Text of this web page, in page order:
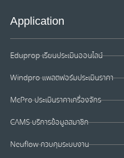
Application
Eduprop เรียนประเมินออนไลน์
Windpro แพลตฟอร์มประเมินราคา
McPro ประเมินราคาเครื่องจักร
CAMS บริการข้อมูลสมาชิก
Neuflow ควบคุมระบบงาน